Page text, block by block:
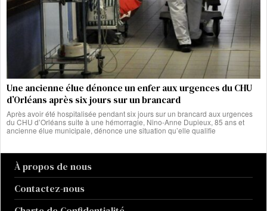
Une ancienne élue dénonce un enfer aux urgences du CHU
d’Orléans après six jours sur un brancard
Après avoir été hospitalisée pendant six jours sur un brancard aux urgences
du CHU d’Orléans suite à une hémorragie, Nino-Anne Dupieux, 85 ans et
ancienne élue municipale, dénonce une situation qu’elle qualifie
À propos de nous
Contactez-nous